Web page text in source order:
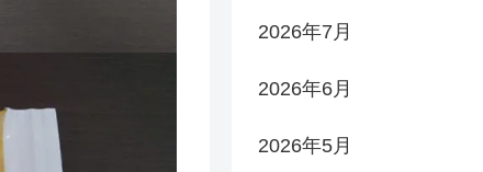
2026年7月
2026年6月
2026年5月